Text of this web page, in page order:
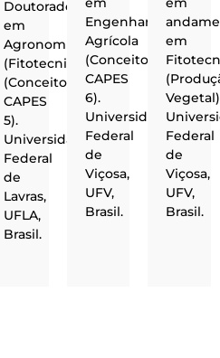
Doutorado
em
Agronomia
(Fitotecnia)
(Conceito
CAPES
5).
Universidade
Federal
de
Lavras,
UFLA,
Brasil.
Engenharia
Agrícola
(Conceito
CAPES
6).
Universidade
Federal
de
Viçosa,
UFV,
Brasil.
em
Federal
de
Viçosa,
UFV,
Brasil.